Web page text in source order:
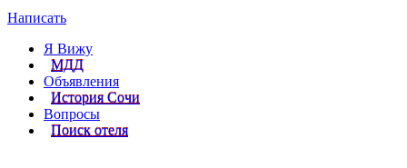
Написать
Я Вижу
МДД
Объявления
История Сочи
Вопросы
Поиск отеля